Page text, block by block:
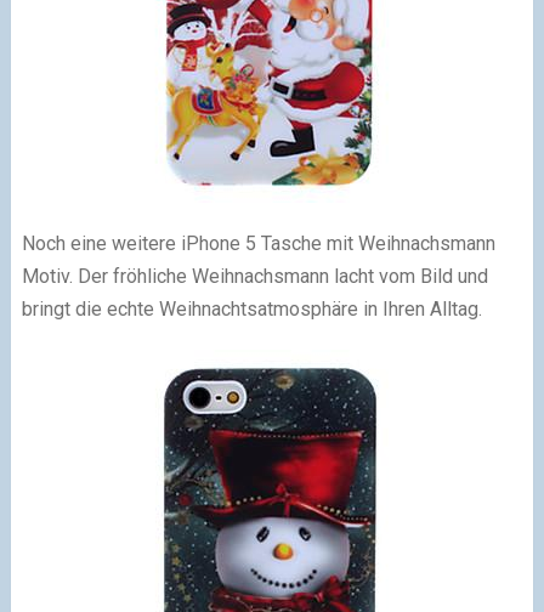
Noch eine weitere iPhone 5 Tasche mit Weihnachsmann
Motiv. Der fröhliche Weihnachsmann lacht vom Bild und
bringt die echte Weihnachtsatmosphäre in Ihren Alltag.